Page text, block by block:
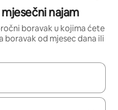
najam
boravak u kojima ćete
boravak od mjesec dana ili
da se krećete kroz njih